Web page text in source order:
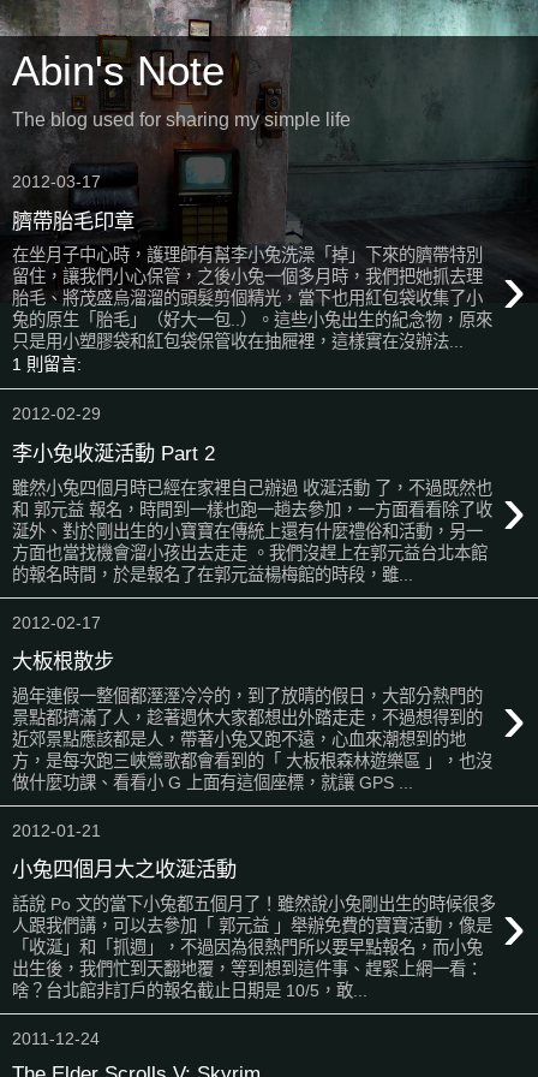
Abin's Note
The blog used for sharing my simple life
2012-03-17
臍帶胎毛印章
›
在坐月子中心時，護理師有幫李小兔洗澡「掉」下來的臍帶特別
留住，讓我們小心保管，之後小兔一個多月時，我們把她抓去理
胎毛、將茂盛烏溜溜的頭髮剪個精光，當下也用紅包袋收集了小
兔的原生「胎毛」（好大一包..）。這些小兔出生的紀念物，原來
只是用小塑膠袋和紅包袋保管收在抽屜裡，這樣實在沒辦法...
1 則留言:
2012-02-29
李小兔收涎活動 Part 2
›
雖然小兔四個月時已經在家裡自己辦過 收涎活動 了，不過既然也
和 郭元益 報名，時間到一樣也跑一趟去參加，一方面看看除了收
涎外、對於剛出生的小寶寶在傳統上還有什麼禮俗和活動，另一
方面也當找機會溜小孩出去走走 。我們沒趕上在郭元益台北本館
的報名時間，於是報名了在郭元益楊梅館的時段，雖...
2012-02-17
大板根散步
›
過年連假一整個都溼溼冷冷的，到了放晴的假日，大部分熱門的
景點都擠滿了人，趁著週休大家都想出外踏走走，不過想得到的
近郊景點應該都是人，帶著小兔又跑不遠，心血來潮想到的地
方，是每次跑三峽鶯歌都會看到的「 大板根森林遊樂區 」，也沒
做什麼功課、看看小 G 上面有這個座標，就讓 GPS ...
2012-01-21
小兔四個月大之收涎活動
›
話說 Po 文的當下小兔都五個月了！雖然說小兔剛出生的時候很多
人跟我們講，可以去參加「 郭元益 」舉辦免費的寶寶活動，像是
「收涎」和「抓週」，不過因為很熱門所以要早點報名，而小兔
出生後，我們忙到天翻地覆，等到想到這件事、趕緊上網一看：
啥？台北館非訂戶的報名截止日期是 10/5，敢...
2011-12-24